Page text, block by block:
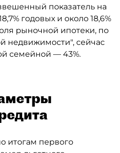
показатель на
годовых и около 18,6%
рыночной ипотеки, по
недвижимости", сейчас
семейной — 43%.
итогам первого